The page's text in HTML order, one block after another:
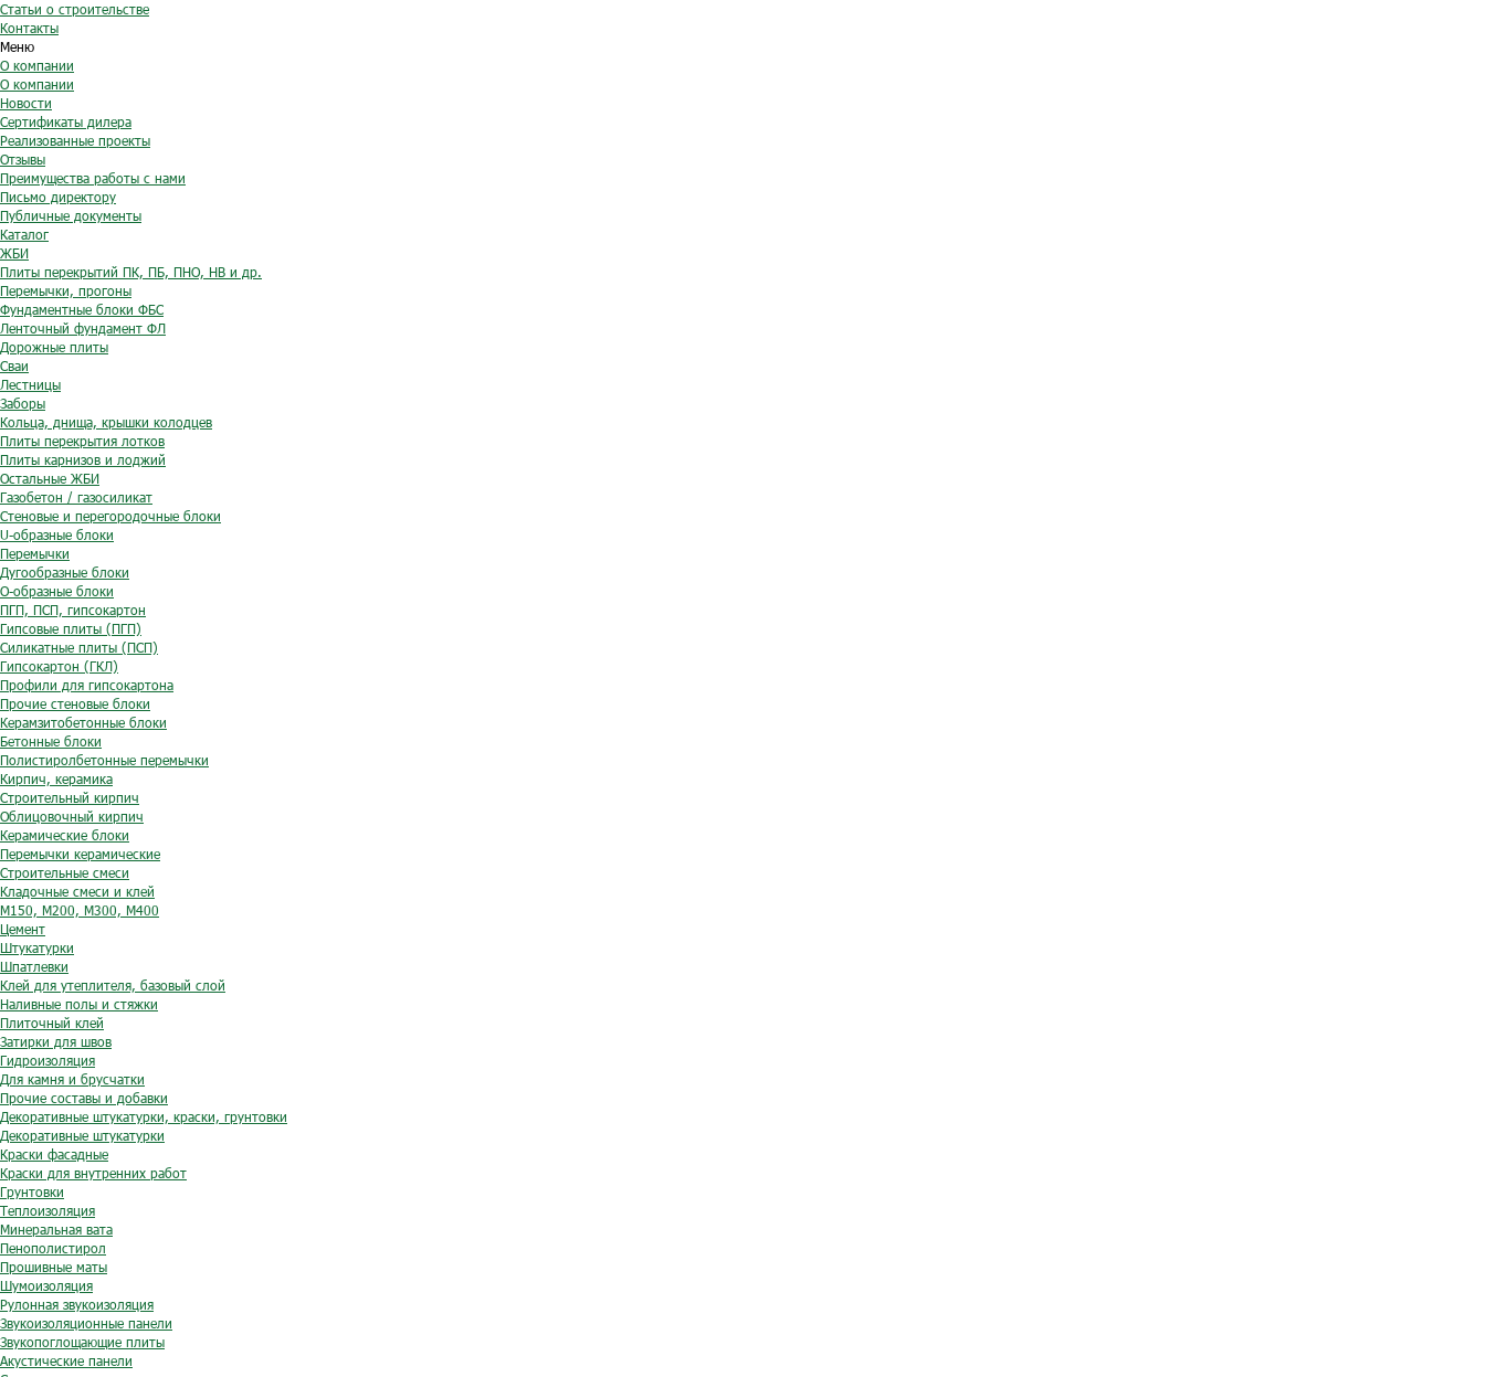
Статьи о строительстве
Контакты
Меню
О компании
О компании
Новости
Сертификаты дилера
Реализованные проекты
Отзывы
Преимущества работы с нами
Письмо директору
Публичные документы
Каталог
ЖБИ
Плиты перекрытий ПК, ПБ, ПНО, НВ и др.
Перемычки, прогоны
Фундаментные блоки ФБС
Ленточный фундамент ФЛ
Дорожные плиты
Сваи
Лестницы
Заборы
Кольца, днища, крышки колодцев
Плиты перекрытия лотков
Плиты карнизов и лоджий
Остальные ЖБИ
Газобетон / газосиликат
Стеновые и перегородочные блоки
U-образные блоки
Перемычки
Дугообразные блоки
O-образные блоки
ПГП, ПСП, гипсокартон
Гипсовые плиты (ПГП)
Силикатные плиты (ПСП)
Гипсокартон (ГКЛ)
Профили для гипсокартона
Прочие стеновые блоки
Керамзитобетонные блоки
Бетонные блоки
Полистиролбетонные перемычки
Кирпич, керамика
Строительный кирпич
Облицовочный кирпич
Керамические блоки
Перемычки керамические
Строительные смеси
Кладочные смеси и клей
М150, М200, М300, М400
Цемент
Штукатурки
Шпатлевки
Клей для утеплителя, базовый слой
Наливные полы и стяжки
Плиточный клей
Затирки для швов
Гидроизоляция
Для камня и брусчатки
Прочие составы и добавки
Декоративные штукатурки, краски, грунтовки
Декоративные штукатурки
Краски фасадные
Краски для внутренних работ
Грунтовки
Теплоизоляция
Минеральная вата
Пенополистирол
Прошивные маты
Шумоизоляция
Рулонная звукоизоляция
Звукоизоляционные панели
Звукопоглощающие плиты
Акустические панели